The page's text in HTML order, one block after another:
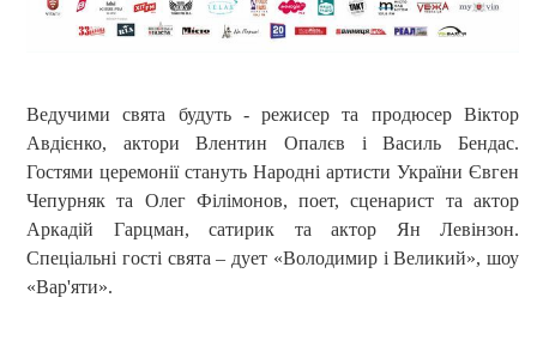
Ведучими свята будуть - режисер та продюсер Віктор
Авдієнко, актори Влентин Опалєв і Василь Бендас.
Гостями церемонії стануть Народні артисти України Євген
Чепурняк та Олег Філімонов, поет, сценарист та актор
Аркадій Гарцман, сатирик та актор Ян Левінзон.
Спеціальні гості свята – дует «Володимир і Великий», шоу
«Вар'яти».